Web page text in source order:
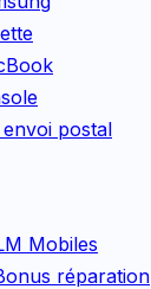
postal
Mobiles
réparation